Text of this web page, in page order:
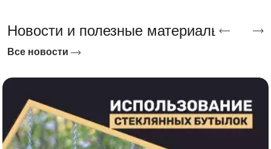
Новости и полезные материалы
Все новости